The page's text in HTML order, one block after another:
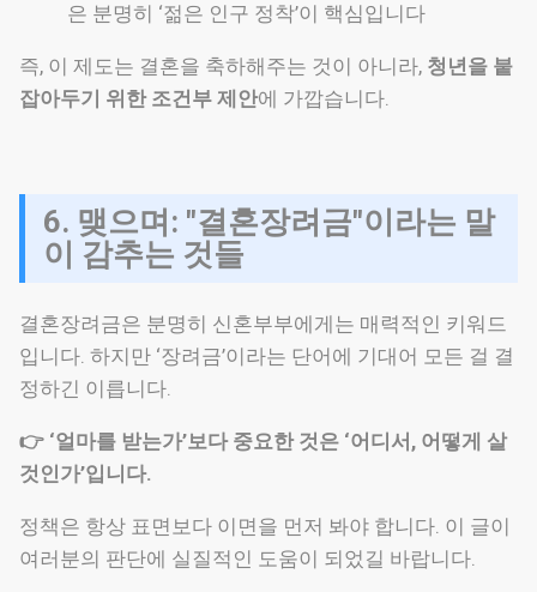
은 분명히 ‘젊은 인구 정착’이 핵심입니다
즉, 이 제도는 결혼을 축하해주는 것이 아니라, 청년을 붙
잡아두기 위한 조건부 제안에 가깝습니다.
6. 맺으며: "결혼장려금"이라는 말
이 감추는 것들
결혼장려금은 분명히 신혼부부에게는 매력적인 키워드
입니다. 하지만 ‘장려금’이라는 단어에 기대어 모든 걸 결
정하긴 이릅니다.
👉 ‘얼마를 받는가’보다 중요한 것은 ‘어디서, 어떻게 살
것인가’입니다.
정책은 항상 표면보다 이면을 먼저 봐야 합니다. 이 글이
여러분의 판단에 실질적인 도움이 되었길 바랍니다.